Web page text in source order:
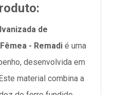
de
- Remadi é uma
desenvolvida em
material combina a